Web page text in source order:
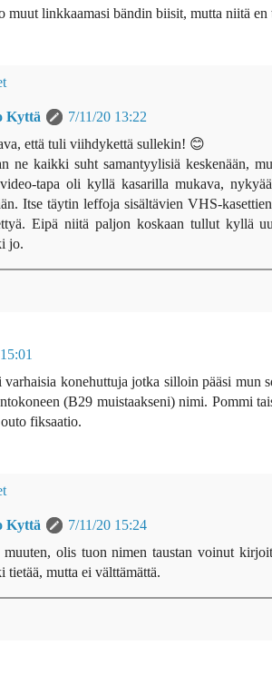
muut linkkaamasi bändin biisit, mutta niitä en
Kyttä
7/11/20 13:22
että tuli viihdykettä sullekin! 😊
ne kaikki suht samantyylisiä keskenään,
tapa oli kyllä kasarilla mukava,
Itse täytin leffoja sisältävien VHS-
Eipä niitä paljon koskaan tullut kyllä
jo.
varhaisia konehuttuja jotka silloin pääsi mun
(B29 muistaakseni) nimi. Pommi
fiksaatio.
Kyttä
7/11/20 15:24
muuten, olis tuon nimen taustan voinut
tietää, mutta ei välttämättä.